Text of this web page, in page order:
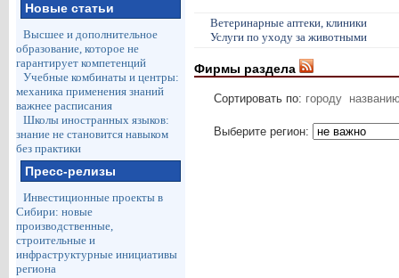
Новые статьи
Высшее и дополнительное
образование, которое не
гарантирует компетенций
Учебные комбинаты и центры:
механика применения знаний
важнее расписания
Школы иностранных языков:
знание не становится навыком
без практики
Пресс-релизы
Инвестиционные проекты в
Сибири: новые
производственные,
строительные и
инфраструктурные инициативы
региона
Ветеринарные аптеки, клиники
Услуги по уходу за животными
Фирмы раздела
Сортировать по: городу
Выберите регион: